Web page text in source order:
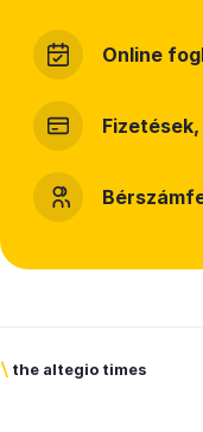
Online
\ the altegio times